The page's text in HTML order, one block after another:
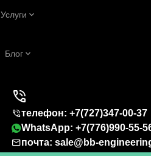
Услуги
Блог
телефон: +7(727)347-00-37
WhatsApp: +7(776)990-55-
почта: sale@bb-